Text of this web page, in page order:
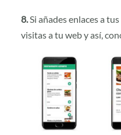
8.Si añades enlaces a
visitas a tu web y así,